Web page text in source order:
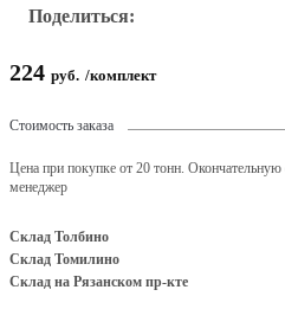
Поделиться:
224 руб. /комплект
Стоимость заказа
Цена при покупке от 20 тонн. Окончательную
менеджер
Склад Толбино
Склад Томилино
Склад на Рязанском пр-кте